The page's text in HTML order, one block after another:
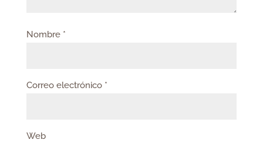
Nombre *
Correo electrónico *
Web